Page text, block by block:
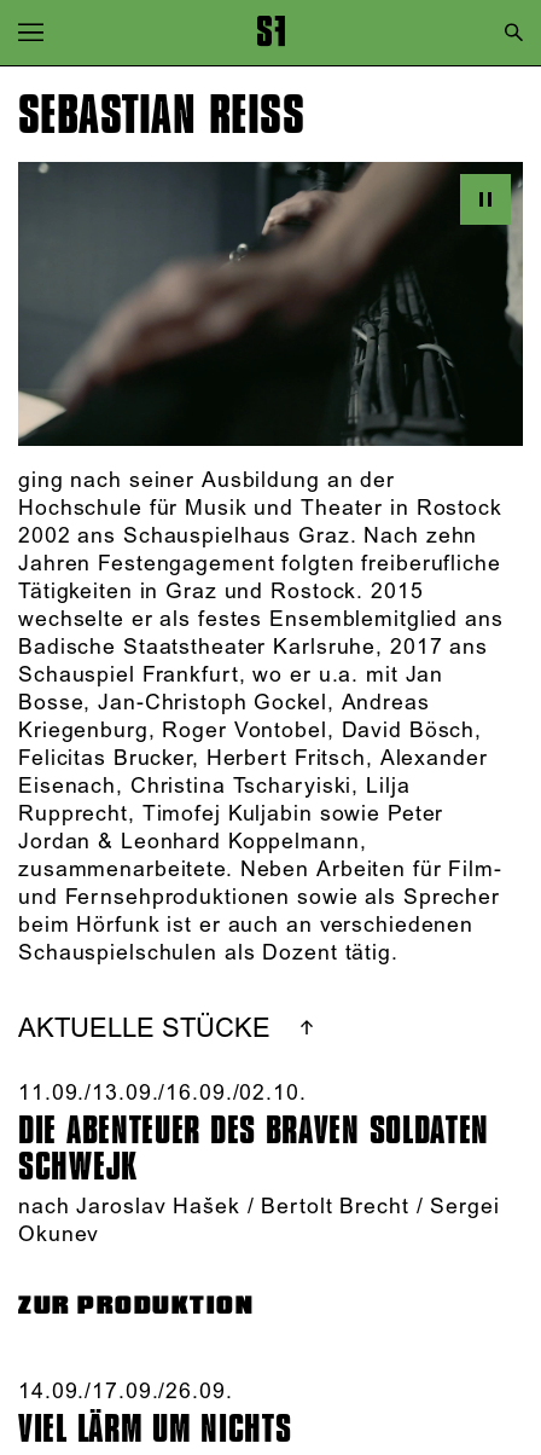
Zur Hauptnavigation springen
Zum Hauptinhalt springen
SEBASTIAN REISS
ging nach seiner Ausbildung an der
Hochschule für Musik und Theater in Rostock
2002 ans Schauspielhaus Graz. Nach zehn
Jahren Festengagement folgten freiberufliche
Tätigkeiten in Graz und Rostock. 2015
wechselte er als festes Ensemblemitglied ans
Badische Staatstheater Karlsruhe, 2017 ans
Schauspiel Frankfurt, wo er u.a. mit Jan
Bosse, Jan-Christoph Gockel, Andreas
Kriegenburg, Roger Vontobel, David Bösch,
Felicitas Brucker, Herbert Fritsch, Alexander
Eisenach, Christina Tscharyiski, Lilja
Rupprecht, Timofej Kuljabin sowie Peter
Jordan & Leonhard Koppelmann,
zusammenarbeitete. Neben Arbeiten für Film-
und Fernsehproduktionen sowie als Sprecher
beim Hörfunk ist er auch an verschiedenen
Schauspielschulen als Dozent tätig.
AKTUELLE STÜCKE
11.09./​13.09./​16.09./​02.10.​
DIE ABENTEUER DES BRAVEN SOLDATEN
SCHWEJK
nach Jaroslav Hašek / Bertolt Brecht / Sergei
Okunev
ZUR PRODUKTION
14.09./​17.09./​26.09.​
VIEL LÄRM UM NICHTS